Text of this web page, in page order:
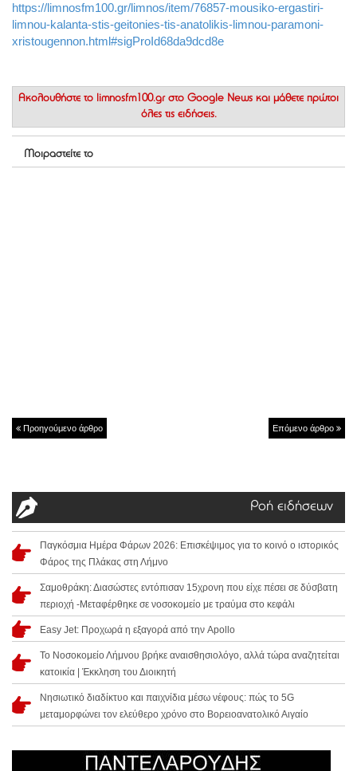
https://limnosfm100.gr/limnos/item/76857-mousiko-ergastiri-
limnou-kalanta-stis-geitonies-tis-anatolikis-limnou-paramoni-
xristougennon.html#sigProId68da9dcd8e
Ακολουθήστε το limnosfm100.gr στο Google News και μάθετε πρώτοι
όλες τις ειδήσεις.
Μοιραστείτε το
Προηγούμενο άρθρο Επόμενο άρθρο
Ροή ειδήσεων
Παγκόσμια Ημέρα Φάρων 2026: Επισκέψιμος για το κοινό ο ιστορικός
Φάρος της Πλάκας στη Λήμνο
Σαμοθράκη: Διασώστες εντόπισαν 15χρονη που είχε πέσει σε δύσβατη
περιοχή -Μεταφέρθηκε σε νοσοκομείο με τραύμα στο κεφάλι
Easy Jet: Προχωρά η εξαγορά από την Apollo
Το Νοσοκομείο Λήμνου βρήκε αναισθησιολόγο, αλλά τώρα αναζητείται
κατοικία | Έκκληση του Διοικητή
Νησιωτικό διαδίκτυο και παιχνίδια μέσω νέφους: πώς το 5G
μεταμορφώνει τον ελεύθερο χρόνο στο Βορειοανατολικό Αιγαίο